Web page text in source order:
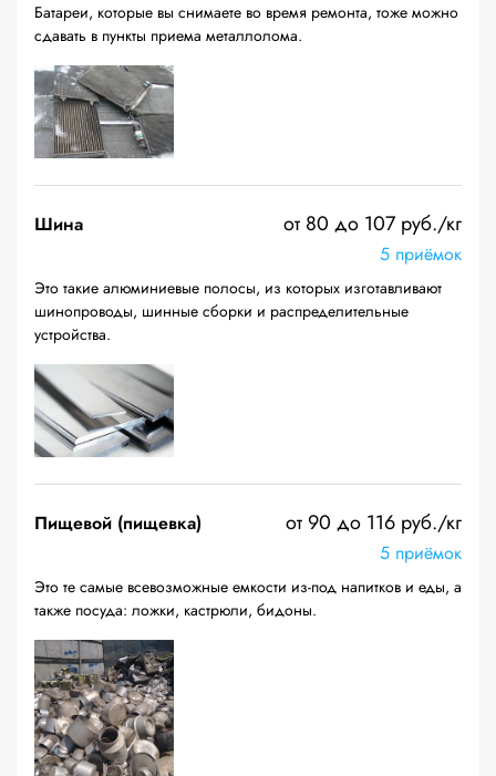
Батареи, которые вы снимаете во время ремонта, тоже можно
сдавать в пункты приема металлолома.
Шина от 80 до 107 руб./кг
5 приёмок
Это такие алюминиевые полосы, из которых изготавливают
шинопроводы, шинные сборки и распределительные
устройства.
Пищевой (пищевка) от 90 до 116 руб./кг
5 приёмок
Это те самые всевозможные емкости из-под напитков и еды, а
также посуда: ложки, кастрюли, бидоны.